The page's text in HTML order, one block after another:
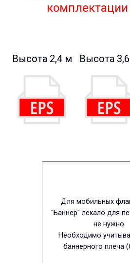
комплектации
Высота 2,4 м Высота
Для мобильных
"Баннер" лекало для
не нужно
Необходимо
баннерного плеча